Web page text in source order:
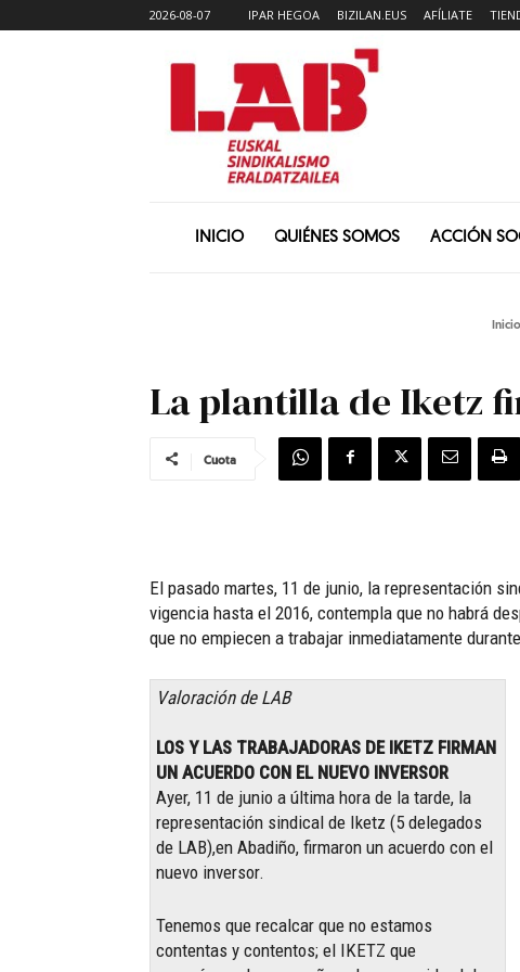
2026-08-07 IPAR HEGOA BIZILAN.EUS AFÍLIATE
INICIO QUIÉNES SOMOS ACCIÓN
Inicio
La plantilla de Iketz
Cuota
El pasado martes, 11 de junio, la representación
vigencia hasta el 2016, contempla que no habrá
que no empiecen a trabajar inmediatamente
Valoración de LAB
LOS Y LAS TRABAJADORAS DE IKETZ FIRMAN
UN ACUERDO CON EL NUEVO INVERSOR
Ayer, 11 de junio a última hora de la tarde, la
representación sindical de Iketz (5 delegados
de LAB),en Abadiño, firmaron un acuerdo con el
nuevo inversor.
Tenemos que recalcar que no estamos
contentas y contentos; el IKETZ que